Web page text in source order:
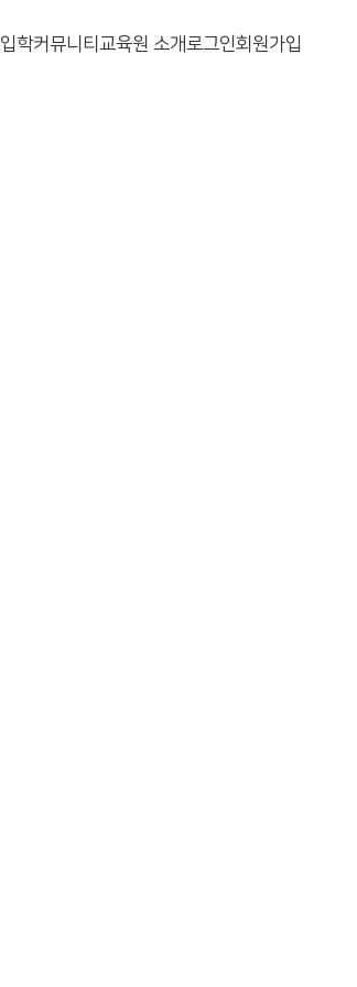
입학커뮤니티 교육원 소개로그인회원가입